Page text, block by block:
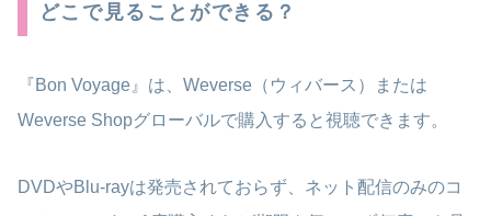
どこで見ることができる？
『Bon Voyage』は、Weverse（ウィバース）または
Weverse Shopグローバルで購入すると視聴できます。
DVDやBlu-rayは発売されておらず、ネット配信のみのコ